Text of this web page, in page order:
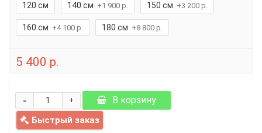
120 см
140 см +1 900 р. 150 см +3 200 р.
160 см +4 100 р. 180 см +8 800 р.
5 400 р.
+
- В корзину
Быстрый заказ